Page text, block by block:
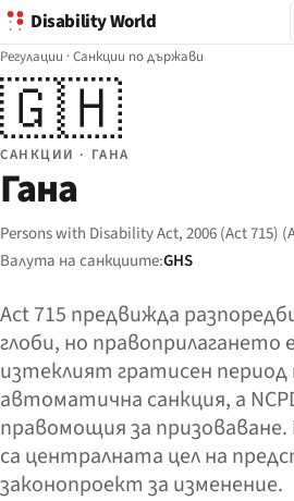
Disability World
Регулации ·Санкции по държави
🇬🇭
САНКЦИИ · ГАНА
Гана
Persons with Disability Act, 2006 (Act 715)
Валута на санкциите:GHS
Act 715 предвижда
глоби, но правоприлагането
изтеклият гратисен период
автоматична санкция, а
правомощия за
са централната цел на
законопроект за изменение.